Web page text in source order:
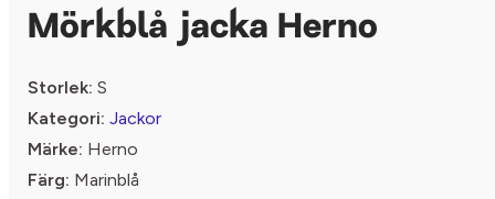
Mörkblå jacka Herno
Storlek: S
Kategori: Jackor
Märke: Herno
Färg: Marinblå